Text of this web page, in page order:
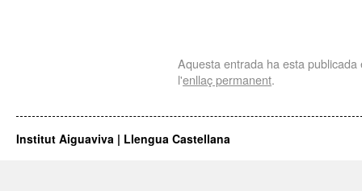
Aquesta entrada ha esta
l'enllaç permanent.
Institut Aiguaviva | Llengua Castellana